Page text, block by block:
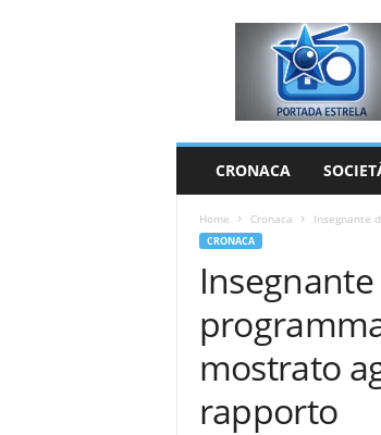
CRONACA
Home Cronaca Insegnante
CRONACA
mostrato
rapporto